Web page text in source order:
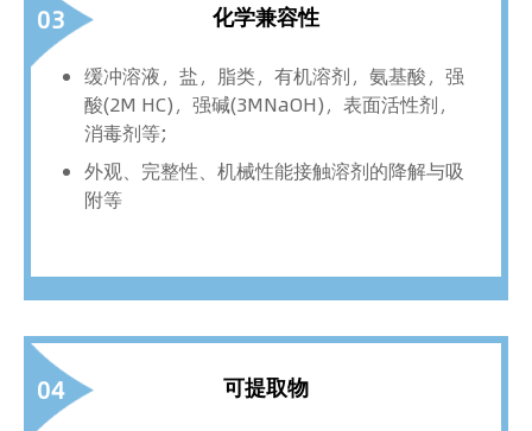
03 化学兼容性
缓冲溶液，盐，脂类，有机溶剂，氨基酸，强
酸(2M HC)，强碱(3MNaOH)，表面活性剂，
消毒剂等;
外观、完整性、机械性能接触溶剂的降解与吸
附等
04 可提取物